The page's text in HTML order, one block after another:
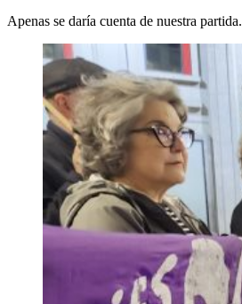
Apenas se daría cuenta de nuestra partida.